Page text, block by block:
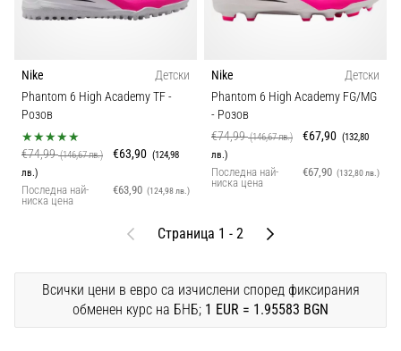
Nike
Детски
Phantom 6 High Academy TF-
Розов
€74,99(146,67 лв.) €63,90 (124,98
лв.)
Последна най-
ниска цена
€63,90 (124,98 лв.)
Nike
Детски
Phantom 6 High Academy FG/MG
- Розов
€74,99(146,67 лв.) €67,90 (132,80
лв.)
Последна най-
ниска цена
€67,90 (132,80 лв.)
ПредишниСтраница 1 - 2 След
Всички цени в евро са изчислени според фиксирания
обменен курс на БНБ; 1 EUR = 1.95583 BGN